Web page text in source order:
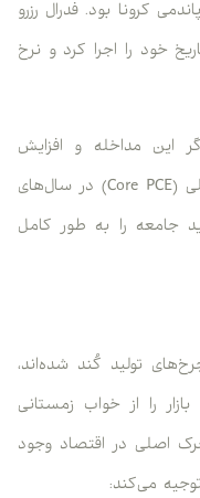
کرونا بود. فدرال رزرو
خود را اجرا کرد و نرخ
این مداخله و افزایش
هزینه استقراض اتفاق نمی‌افتاد، تورم اصلی (Core PCE) در سال‌های
جامعه را به طور کامل
تولید کُند شده‌اند،
را از خواب زمستانی
اصلی در اقتصاد وجود
می‌کند: